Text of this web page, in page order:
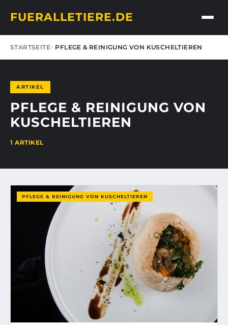
FUERALLETIERE.DE
STARTSEITE PFLEGE & REINIGUNG VON KUSCHELTIEREN
ARTIKEL
PFLEGE & REINIGUNG VON
KUSCHELTIEREN
1 ARTIKEL
PFLEGE & REINIGUNG VON KUSCHELTIEREN